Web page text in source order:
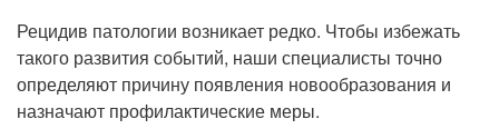
Рецидив патологии возникает редко. Чтобы избежать
такого развития событий, наши специалисты точно
определяют причину появления новообразования и
назначают профилактические меры.